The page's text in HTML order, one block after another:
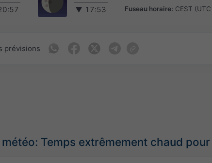
▼ 17:53
Fuseau horaire: CEST
prévisions
Temps extrêmement chaud